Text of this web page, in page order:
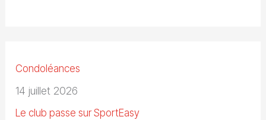
Condoléances
14 juillet 2026
Le club passe sur SportEasy